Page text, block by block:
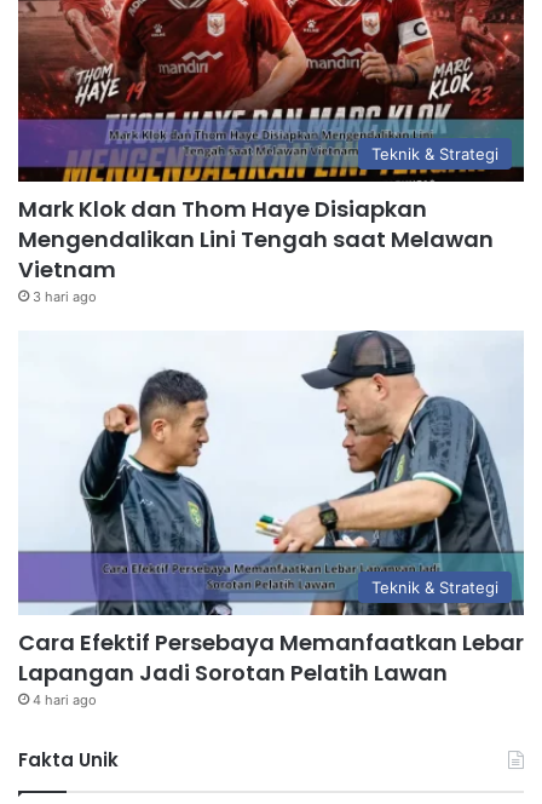
Teknik & Strategi
Mark Klok dan Thom Haye Disiapkan
Mengendalikan Lini Tengah saat Melawan
Vietnam
3 hari ago
Teknik & Strategi
Cara Efektif Persebaya Memanfaatkan Lebar
Lapangan Jadi Sorotan Pelatih Lawan
4 hari ago
Fakta Unik